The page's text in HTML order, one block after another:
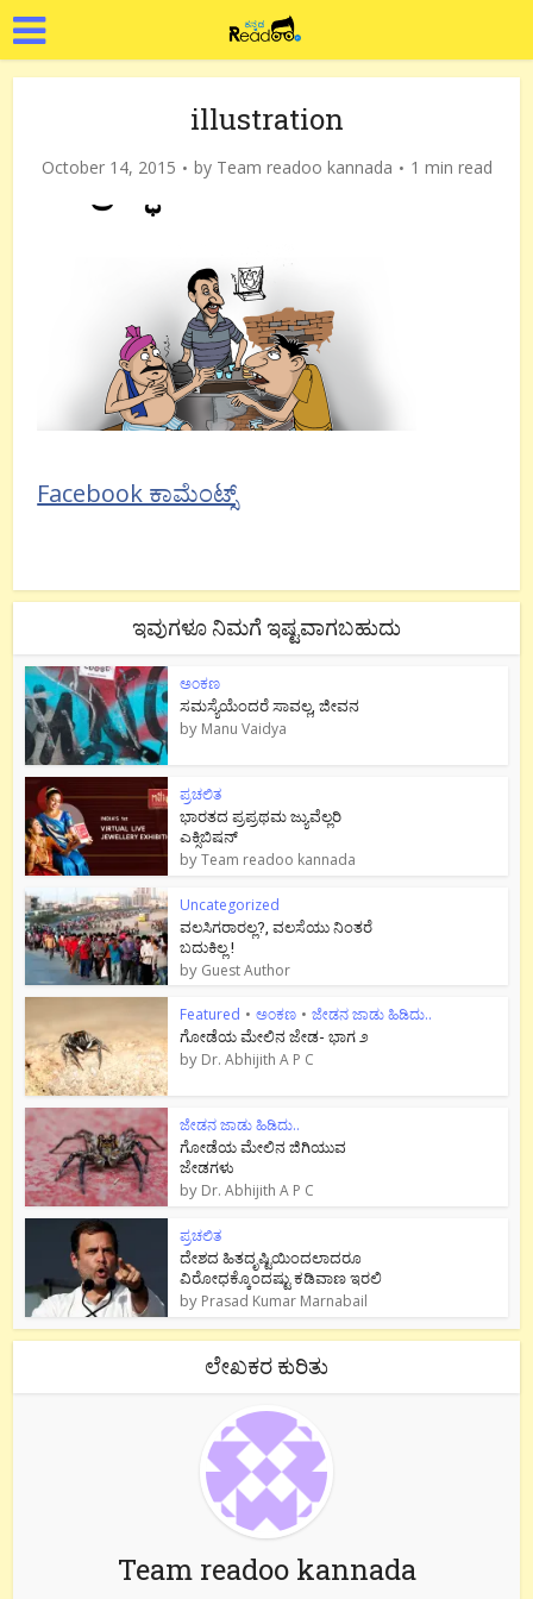
illustration
October 14, 2015 by Team readoo kannada 1 min read
Facebook ಕಾಮೆಂಟ್ಸ್
ಇವುಗಳೂ ನಿಮಗೆ ಇಷ್ಟವಾಗಬಹುದು
ಅಂಕಣ
ಸಮಸ್ಯೆಯೆಂದರೆ ಸಾವಲ್ಲ, ಜೀವನ
by Manu Vaidya
ಪ್ರಚಲಿತ
ಭಾರತದ ಪ್ರಪ್ರಥಮ ಜ್ಯುವೆಲ್ಲರಿ
ಎಕ್ಸಿಬಿಷನ್
byTeam readoo kannada
Uncategorized
ವಲಸಿಗರಾರಲ್ಲ?, ವಲಸೆಯು ನಿಂತರೆ
ಬದುಕಿಲ್ಲ !
by Guest Author
Featured • ಅಂಕಣ • ಜೇಡನ ಜಾಡು ಹಿಡಿದು..
ಗೋಡೆಯ ಮೇಲಿನ ಜೇಡ- ಭಾಗ ೨
by Dr. Abhijith A P C
ಜೇಡನ ಜಾಡು ಹಿಡಿದು..
ಗೋಡೆಯ ಮೇಲಿನ ಜಿಗಿಯುವ
ಜೇಡಗಳು
by Dr. Abhijith A P C
ಪ್ರಚಲಿತ
ದೇಶದ ಹಿತದೃಷ್ಟಿಯಿಂದಲಾದರೂ
ವಿರೋಧಕ್ಕೊಂದಷ್ಟು ಕಡಿವಾಣ ಇರಲಿ
by Prasad Kumar Marnabail
ಲೇಖಕರ ಕುರಿತು
Team readoo kannada